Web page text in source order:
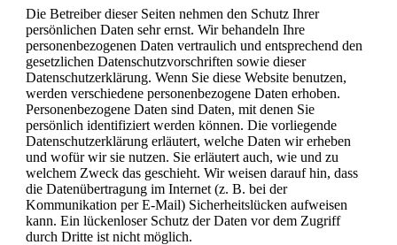
Die Betreiber dieser Seiten nehmen den Schutz Ihrer
persönlichen Daten sehr ernst. Wir behandeln Ihre
personenbezogenen Daten vertraulich und entsprechend den
gesetzlichen Datenschutzvorschriften sowie dieser
Datenschutzerklärung. Wenn Sie diese Website benutzen,
werden verschiedene personenbezogene Daten erhoben.
Personenbezogene Daten sind Daten, mit denen Sie
persönlich identifiziert werden können. Die vorliegende
Datenschutzerklärung erläutert, welche Daten wir erheben
und wofür wir sie nutzen. Sie erläutert auch, wie und zu
welchem Zweck das geschieht. Wir weisen darauf hin, dass
die Datenübertragung im Internet (z. B. bei der
Kommunikation per E-Mail) Sicherheitslücken aufweisen
kann. Ein lückenloser Schutz der Daten vor dem Zugriff
durch Dritte ist nicht möglich.